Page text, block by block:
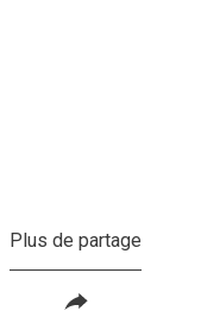
Plus de partage